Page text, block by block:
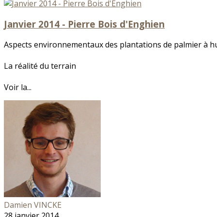
Janvier 2014 - Pierre Bois d'Enghien
Aspects environnementaux des plantations de palmier à
La réalité du terrain
Voir la...
Damien VINCKE